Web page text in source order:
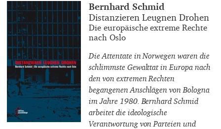
Buchautor_innen
Bernhard Schmid
Buchtitel
Distanzieren Leugnen Drohen
Buchuntertitel
Die europäische extreme Rechte
nach Oslo
Die Attentate in Norwegen waren die
schlimmste Gewalttat in Europa nach
den von extremen Rechten
begangenen Anschlägen von Bologna
im Jahre 1980. Bernhard Schmid
arbeitet die ideologische
Verantwortung von Parteien und